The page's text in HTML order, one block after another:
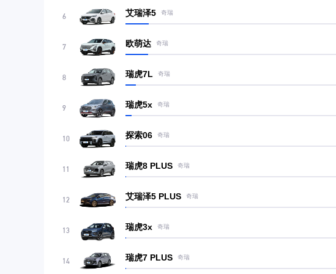
6 艾瑞泽5 奇瑞
7 欧萌达 奇瑞
8 瑞虎7L 奇瑞
9 瑞虎5x 奇瑞
10 探索06 奇瑞
11 瑞虎8 PLUS 奇瑞
12 艾瑞泽5 PLUS 奇瑞
13 瑞虎3x 奇瑞
14 瑞虎7 PLUS 奇瑞